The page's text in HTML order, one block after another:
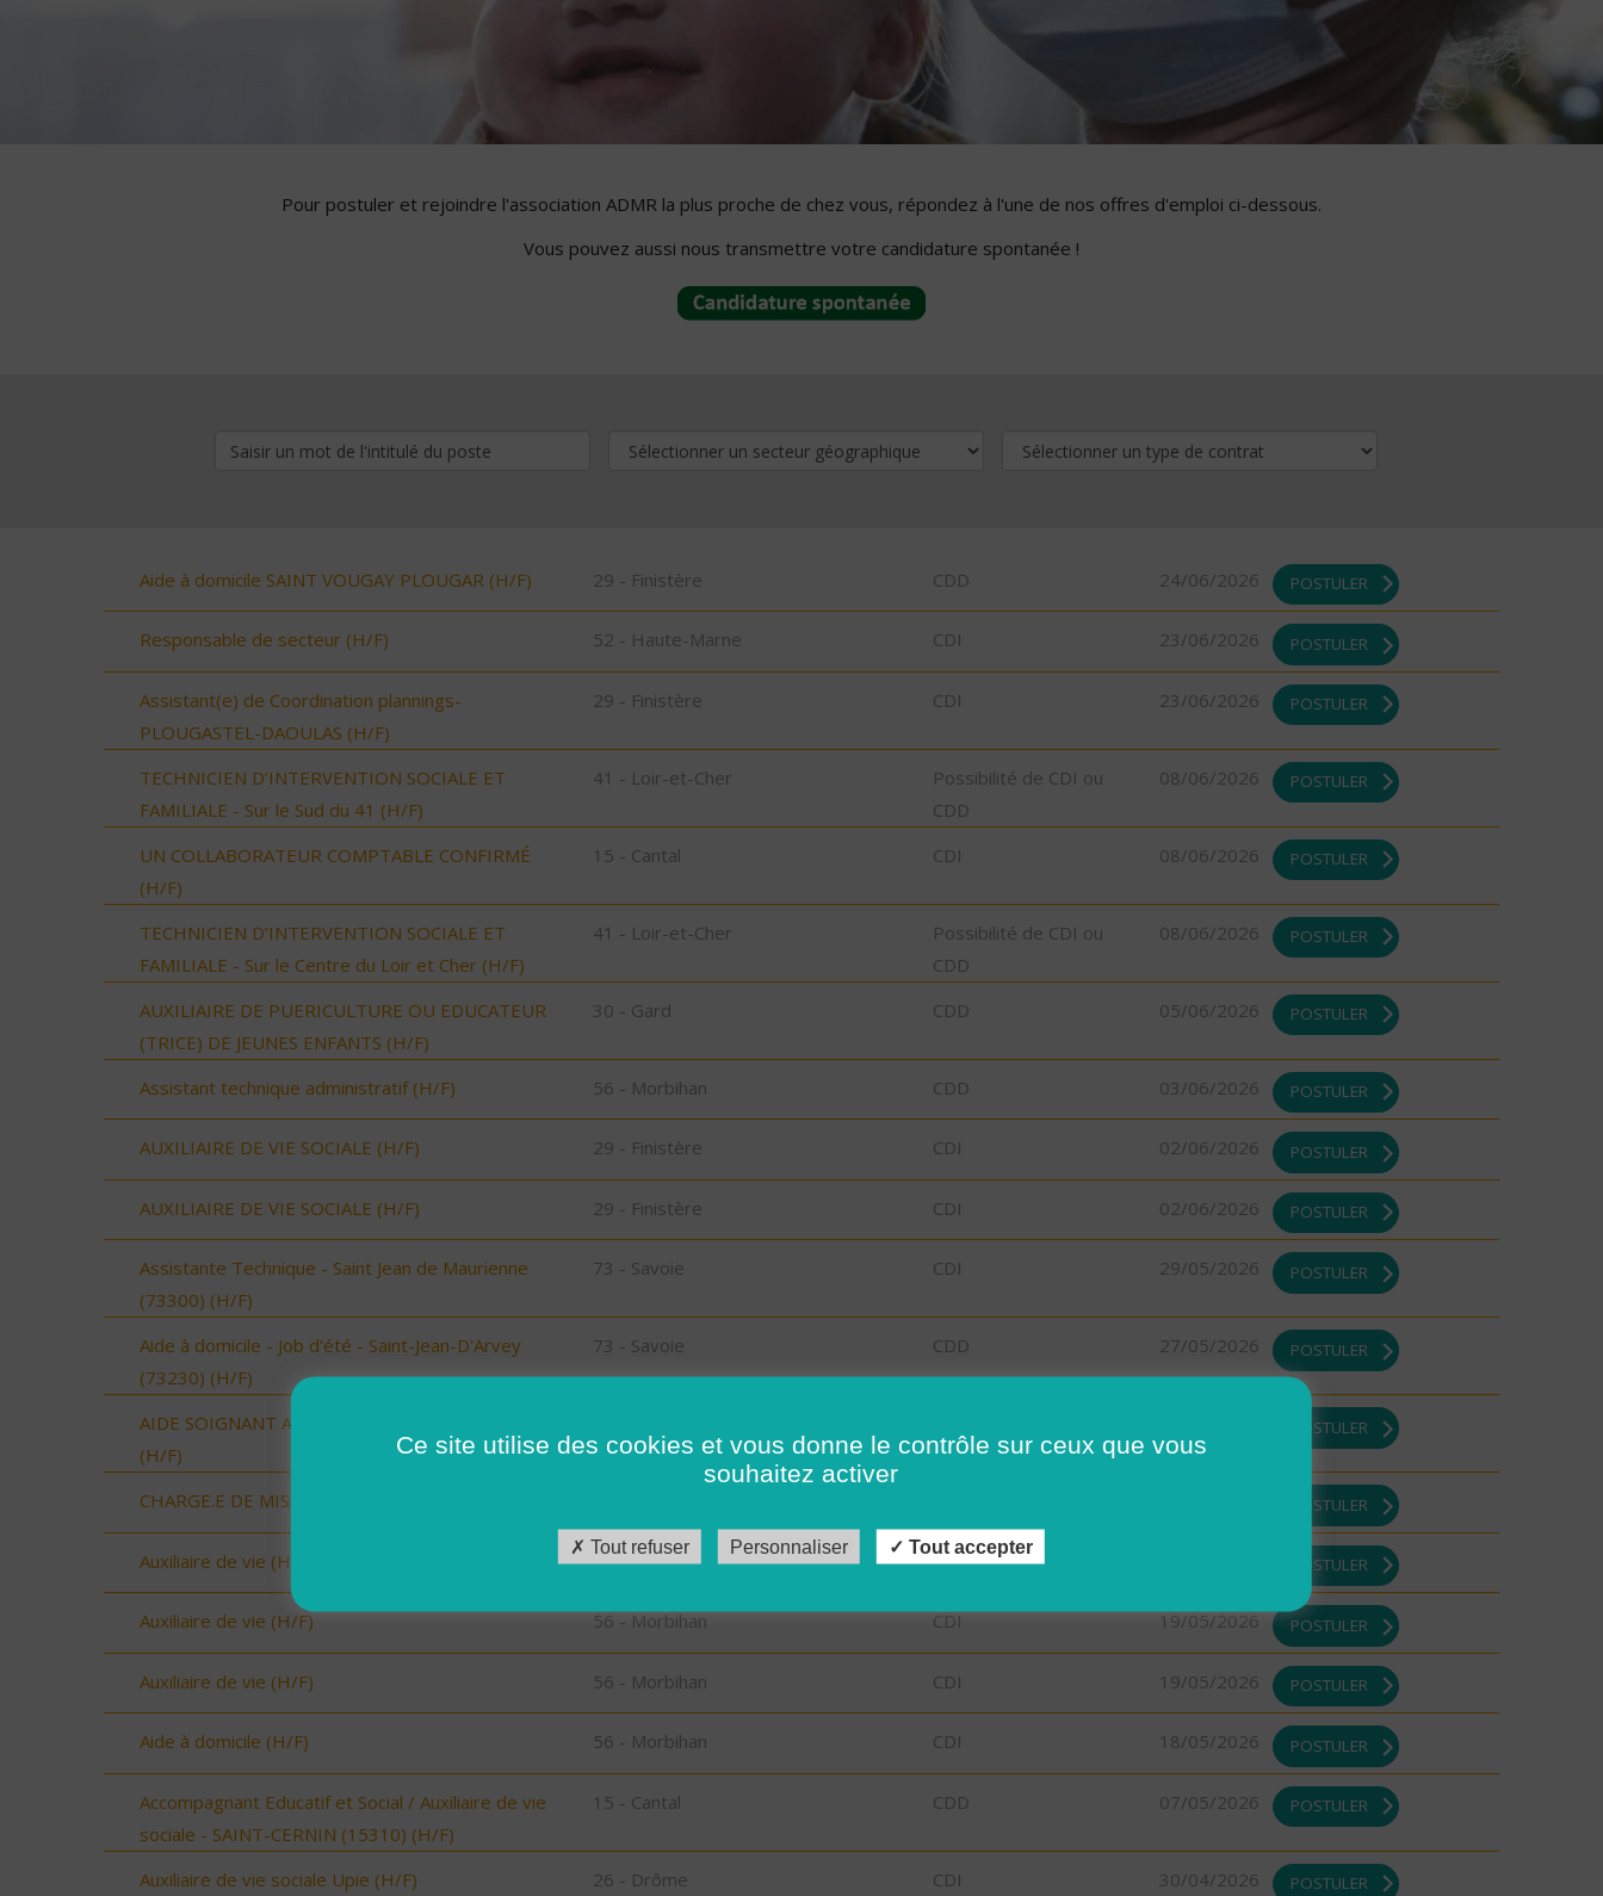
Pour postuler et rejoindre l'association ADMR la plus proche de chez vous, répondez à l'une de nos offres d'emploi ci-dessous.
Vous pouvez aussi nous transmettre votre candidature spontanée !
Aide à domicile SAINT VOUGAY PLOUGAR (H/F) 29 - Finistère CDD 24/06/2026 POSTULER
Responsable de secteur (H/F) 52 - Haute-Marne CDI 23/06/2026 POSTULER
Assistant(e) de Coordination plannings-
PLOUGASTEL-DAOULAS (H/F)
29 - Finistère CDI 23/06/2026 POSTULER
TECHNICIEN D’INTERVENTION SOCIALE ET
FAMILIALE - Sur le Sud du 41 (H/F)
41 - Loir-et-Cher
Possibilité de CDI ou
CDD
08/06/2026 POSTULER
UN COLLABORATEUR COMPTABLE CONFIRMÉ
(H/F)
15 - Cantal CDI 08/06/2026 POSTULER
TECHNICIEN D’INTERVENTION SOCIALE ET
FAMILIALE - Sur le Centre du Loir et Cher (H/F)
41 - Loir-et-Cher
Possibilité de CDI ou
CDD
08/06/2026 POSTULER
AUXILIAIRE DE PUERICULTURE OU EDUCATEUR
(TRICE) DE JEUNES ENFANTS (H/F)
30 - Gard CDD 05/06/2026 POSTULER
Assistant technique administratif (H/F) 56 - Morbihan CDD 03/06/2026 POSTULER
AUXILIAIRE DE VIE SOCIALE (H/F) 29 - Finistère CDI 02/06/2026 POSTULER
AUXILIAIRE DE VIE SOCIALE (H/F) 29 - Finistère CDI 02/06/2026 POSTULER
Assistante Technique - Saint Jean de Maurienne
(73300) (H/F)
73 - Savoie CDI 29/05/2026 POSTULER
Aide à domicile - Job d'été - Saint-Jean-D'Arvey
(73230) (H/F)
73 - Savoie CDD 27/05/2026 POSTULER
AIDE SOIGNANT A DOMICILE SECTEUR VAUVERT
(H/F)
POSTULER
CHARGE.E DE MISSION (H/F) POSTULER
Auxiliaire de vie (H/F) 56 - Morbihan CDI POSTULER
Auxiliaire de vie (H/F) 56 - Morbihan CDI 19/05/2026 POSTULER
Auxiliaire de vie (H/F) 56 - Morbihan CDI 19/05/2026 POSTULER
Aide à domicile (H/F) 56 - Morbihan CDI 18/05/2026 POSTULER
Accompagnant Educatif et Social / Auxiliaire de vie
sociale - SAINT-CERNIN (15310) (H/F)
15 - Cantal CDD 07/05/2026 POSTULER
Auxiliaire de vie sociale Upie (H/F) 26 - Drôme CDI 30/04/2026 POSTULER
Ce site utilise des cookies et vous donne le contrôle sur ceux que vous
souhaitez activer
Tout refuser Personnaliser Tout accepter